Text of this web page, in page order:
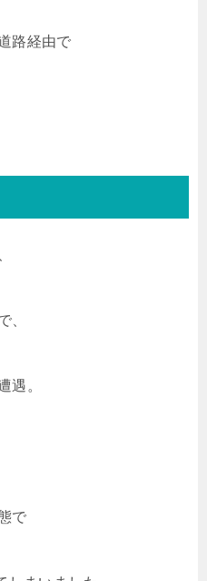
路経由で
、
遇。
で